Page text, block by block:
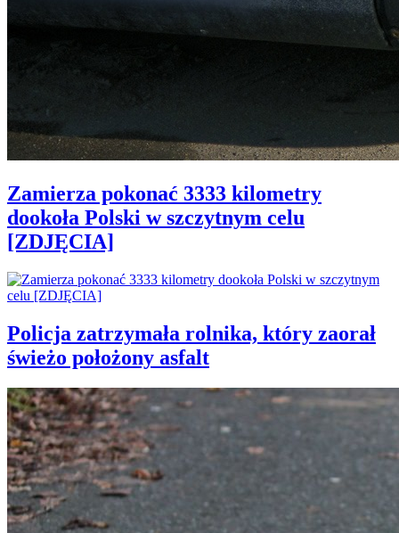
Zamierza pokonać 3333 kilometry
dookoła Polski w szczytnym celu
[ZDJĘCIA]
Policja zatrzymała rolnika, który zaorał
świeżo położony asfalt